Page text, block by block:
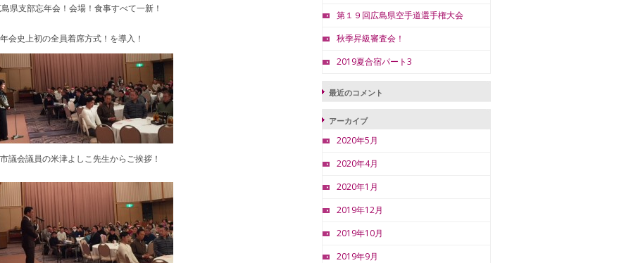
県支部忘年会！会場！食事すべて一新！
会史上初の全員着席方式！を導入！
議会議員の米津よしこ先生からご挨拶！
第１９回広島県空手道選手権大会
秋季昇級審査会！
2019夏合宿パート3
最近のコメント
アーカイブ
2020年5月
2020年4月
2020年1月
2019年12月
2019年10月
2019年9月